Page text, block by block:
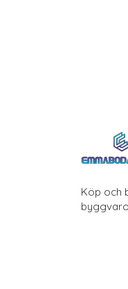
Köp och